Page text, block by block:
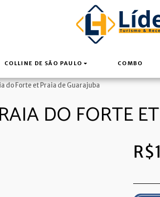
COLLINE DE SÃO PAULO COMBO
do Forte et Praia de Guarajuba
DO FORTE
R$